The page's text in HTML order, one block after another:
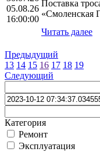
05.08.26
16:00:00
Поставка
Читать далее
Предыдущий
13 14 15 16 17 18 19
Следующий
Категория
Ремонт
Эксплуатация